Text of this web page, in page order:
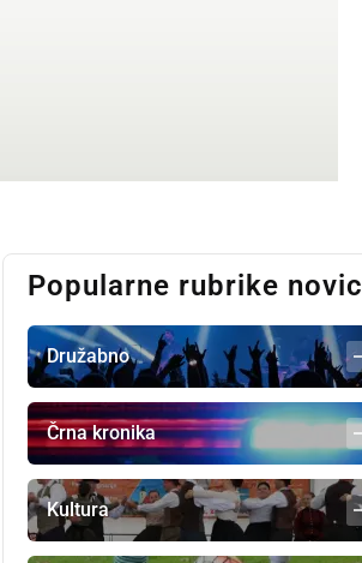
Popularne rubrike novic
Družabno
Črna kronika
Kultura